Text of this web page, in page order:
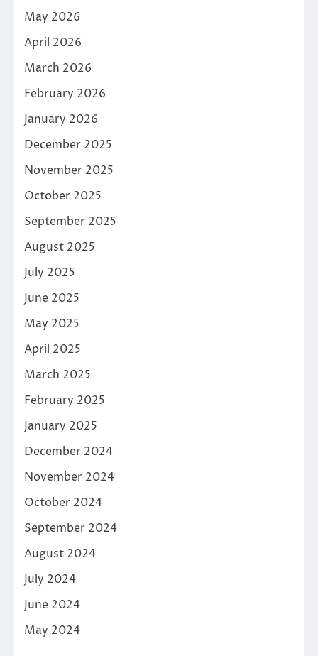
May 2026
April 2026
March 2026
February 2026
January 2026
December 2025
November 2025
October 2025
September 2025
August 2025
July 2025
June 2025
May 2025
April 2025
March 2025
February 2025
January 2025
December 2024
November 2024
October 2024
September 2024
August 2024
July 2024
June 2024
May 2024